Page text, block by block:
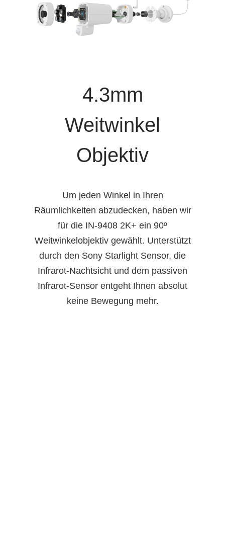
4.3mm
Weitwinkel
Objektiv
Um jeden Winkel in Ihren
Räumlichkeiten abzudecken, haben wir
für die IN-9408 2K+ ein 90º
Weitwinkelobjektiv gewählt. Unterstützt
durch den Sony Starlight Sensor, die
Infrarot-Nachtsicht und dem passiven
Infrarot-Sensor entgeht Ihnen absolut
keine Bewegung mehr.